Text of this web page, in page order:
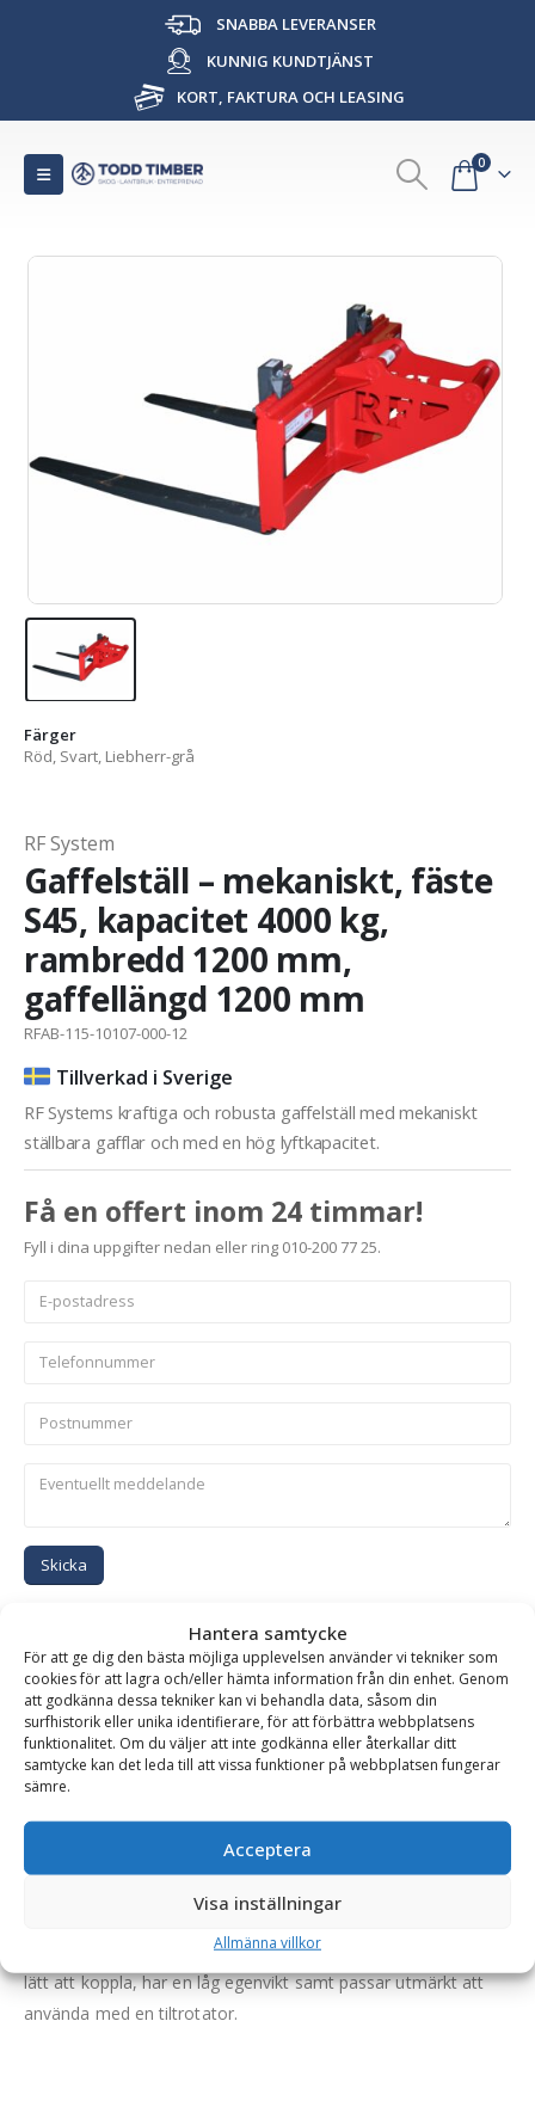
Hantera samtycke
För att ge dig den bästa möjliga upplevelsen använder vi tekniker som
cookies för att lagra och/eller hämta information från din enhet. Genom
att godkänna dessa tekniker kan vi behandla data, såsom din
surfhistorik eller unika identifierare, för att förbättra webbplatsens
funktionalitet. Om du väljer att inte godkänna eller återkallar ditt
samtycke kan det leda till att vissa funktioner på webbplatsen fungerar
sämre.
Acceptera
Visa inställningar
Allmänna villkor
SNABBA LEVERANSER
KUNNIG KUNDTJÄNST
KORT, FAKTURA OCH LEASING
0
Färger
Röd, Svart, Liebherr-grå
RF System
Gaffelställ – mekaniskt, fäste
S45, kapacitet 4000 kg,
rambredd 1200 mm,
gaffellängd 1200 mm
RFAB-115-10107-000-12
Tillverkad i Sverige
RF Systems kraftiga och robusta gaffelställ med mekaniskt
ställbara gafflar och med en hög lyftkapacitet.
Få en offert inom 24 timmar!
Fyll i dina uppgifter nedan eller ring 010-200 77 25.
Skicka
Se alla produkter inom samma kategori
Grävmaskin
BESKRIVNING
Gaffelställ – mekaniskt, fäste S45, kapacitet 4000 kg,
rambredd 1200 mm, gaffellängd 1200 mm
RF Systems kraftiga och robusta gaffelställ med mekaniskt
ställbara gafflar och med en hög lyftkapacitet. Gaffelstället är
lätt att koppla, har en låg egenvikt samt passar utmärkt att
använda med en tiltrotator.